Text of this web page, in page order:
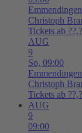
Emmendingen
Christoph
Tickets ab
AUG
9
So, 09:00
Emmendingen
Christoph
Tickets ab
AUG
9
09:00